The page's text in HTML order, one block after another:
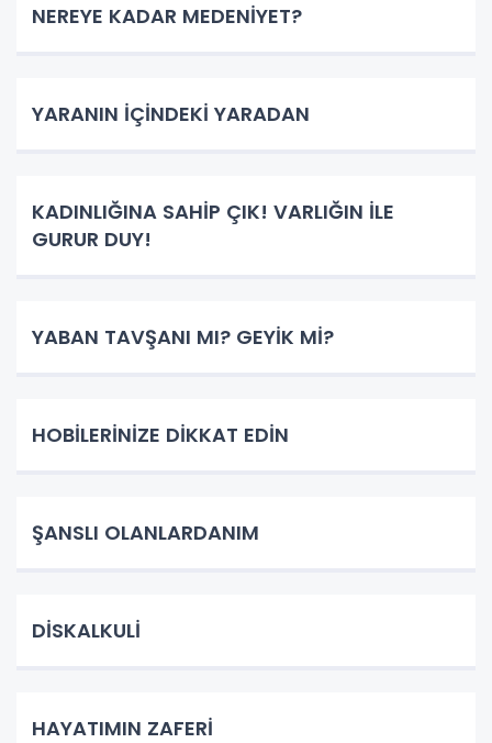
NEREYE KADAR MEDENİYET?
YARANIN İÇİNDEKİ YARADAN
KADINLIĞINA SAHİP ÇIK! VARLIĞIN İLE
GURUR DUY!
YABAN TAVŞANI MI? GEYİK Mİ?
HOBİLERİNİZE DİKKAT EDİN
ŞANSLI OLANLARDANIM
DİSKALKULİ
HAYATIMIN ZAFERİ